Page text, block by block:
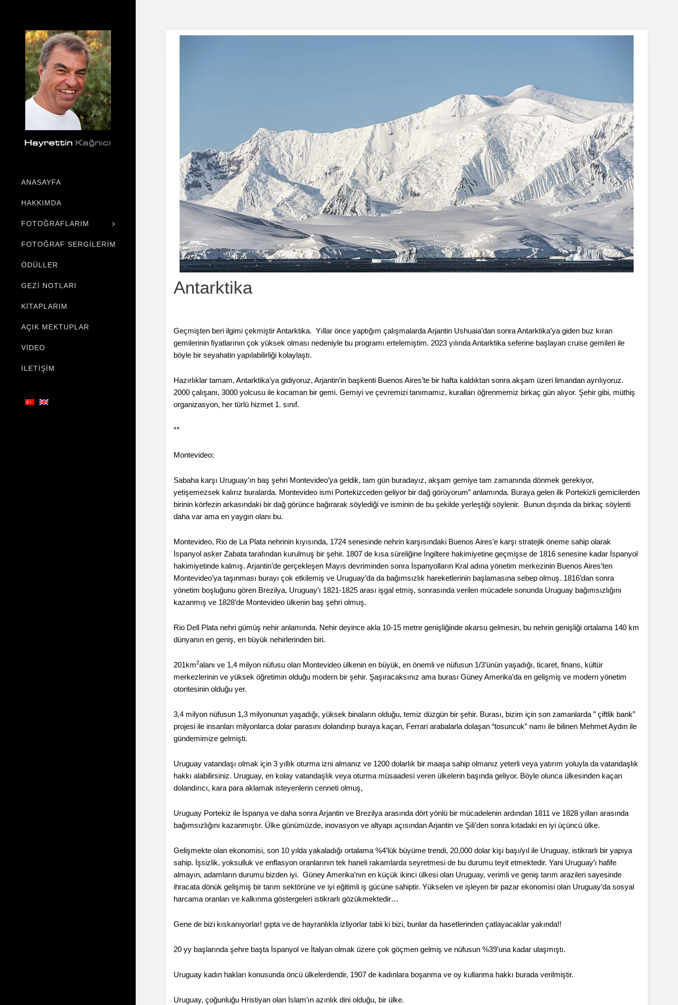
ANASAYFA
HAKKIMDA
FOTOĞRAFLARIM
FOTOĞRAF SERGILERIM
ÖDÜLLER
GEZI NOTLARI
KITAPLARIM
AÇIK MEKTUPLAR
VIDEO
İLETIŞIM
Antarktika
Geçmişten beri ilgimi çekmiştir Antarktika. Yıllar önce yaptığım çalışmalarda Arjantin Ushuaia’dan sonra Antarktika’ya giden buz kıran
gemilerinin fiyatlarının çok yüksek olması nedeniyle bu programı ertelemiştim. 2023 yılında Antarktika seferine başlayan cruise gemileri ile
böyle bir seyahatin yapılabilirliği kolaylaştı.
Hazırlıklar tamam, Antarktika’ya gidiyoruz, Arjantin’in başkenti Buenos Aires’te bir hafta kaldıktan sonra akşam üzeri limandan ayrılıyoruz.
2000 çalışanı, 3000 yolcusu ile kocaman bir gemi. Gemiyi ve çevremizi tanımamız, kuralları öğrenmemiz birkaç gün alıyor. Şehir gibi, müthiş
organizasyon, her türlü hizmet 1. sınıf.
**
Montevideo;
Sabaha karşı Uruguay’ın baş şehri Montevideo’ya geldik, tam gün buradayız, akşam gemiye tam zamanında dönmek gerekiyor,
yetişemezsek kalırız buralarda. Montevideo ismi Portekizceden geliyor bir dağ görüyorum” anlamında. Buraya gelen ilk Portekizli gemicilerden
birinin körfezin arkasındaki bir dağ görünce bağırarak söylediği ve isminin de bu şekilde yerleştiği söylenir. Bunun dışında da birkaç söylenti
daha var ama en yaygın olanı bu.
Montevideo, Rio de La Plata nehrinin kıyısında, 1724 senesinde nehrin karşısındaki Buenos Aires’e karşı stratejik öneme sahip olarak
İspanyol asker Zabata tarafından kurulmuş bir şehir. 1807 de kısa süreliğine İngiltere hakimiyetine geçmişse de 1816 senesine kadar İspanyol
hakimiyetinde kalmış. Arjantin’de gerçekleşen Mayıs devriminden sonra İspanyolların Kral adına yönetim merkezinin Buenos Aires’ten
Montevideo’ya taşınması burayı çok etkilemiş ve Uruguay’da da bağımsızlık hareketlerinin başlamasına sebep olmuş. 1816’dan sonra
yönetim boşluğunu gören Brezilya, Uruguay’ı 1821-1825 arası işgal etmiş, sonrasında verilen mücadele sonunda Uruguay bağımsızlığını
kazanmış ve 1828’de Montevideo ülkenin baş şehri olmuş.
Rio Dell Plata nehri gümüş nehir anlamında. Nehir deyince akla 10-15 metre genişliğinde akarsu gelmesin, bu nehrin genişliği ortalama 140 km
dünyanın en geniş, en büyük nehirlerinden biri.
201km2alanı ve 1,4 milyon nüfusu olan Montevideo ülkenin en büyük, en önemli ve nüfusun 1/3’ünün yaşadığı, ticaret, finans, kültür
merkezlerinin ve yüksek öğretimin olduğu modern bir şehir. Şaşıracaksınız ama burası Güney Amerika’da en gelişmiş ve modern yönetim
otoritesinin olduğu yer.
3,4 milyon nüfusun 1,3 milyonunun yaşadığı, yüksek binaların olduğu, temiz düzgün bir şehir. Burası, bizim için son zamanlarda ” çiftlik bank”
projesi ile insanları milyonlarca dolar parasını dolandırıp buraya kaçan, Ferrari arabalarla dolaşan “tosuncuk” namı ile bilinen Mehmet Aydın ile
gündemimize gelmişti.
Uruguay vatandaşı olmak için 3 yıllık oturma izni almanız ve 1200 dolarlık bir maaşa sahip olmanız yeterli veya yatırım yoluyla da vatandaşlık
hakkı alabilirsiniz. Uruguay, en kolay vatandaşlık veya oturma müsaadesi veren ülkelerin başında geliyor. Böyle olunca ülkesinden kaçan
dolandırıcı, kara para aklamak isteyenlerin cenneti olmuş,
Uruguay Portekiz ile İspanya ve daha sonra Arjantin ve Brezilya arasında dört yönlü bir mücadelenin ardından 1811 ve 1828 yılları arasında
bağımsızlığını kazanmıştır. Ülke günümüzde, inovasyon ve altyapı açısından Arjantin ve Şili’den sonra kıtadaki en iyi üçüncü ülke.
Gelişmekte olan ekonomisi, son 10 yılda yakaladığı ortalama %4’lük büyüme trendi, 20,000 dolar kişi başı/yıl ile Uruguay, istikrarlı bir yapıya
sahip. İşsizlik, yoksulluk ve enflasyon oranlarının tek haneli rakamlarda seyretmesi de bu durumu teyit etmektedir. Yani Uruguay’ı hafife
almayın, adamların durumu bizden iyi. Güney Amerika’nın en küçük ikinci ülkesi olan Uruguay, verimli ve geniş tarım arazileri sayesinde
ihracata dönük gelişmiş bir tarım sektörüne ve iyi eğitimli iş gücüne sahiptir. Yükselen ve işleyen bir pazar ekonomisi olan Uruguay’da sosyal
harcama oranları ve kalkınma göstergeleri istikrarlı gözükmektedir…
Gene de bizi kıskanıyorlar! gıpta ve de hayranlıkla izliyorlar tabii ki bizi, bunlar da hasetlerinden çatlayacaklar yakında!!
20 yy başlarında şehre başta İspanyol ve İtalyan olmak üzere çok göçmen gelmiş ve nüfusun %39’una kadar ulaşmıştı.
Uruguay kadın hakları konusunda öncü ülkelerdendir, 1907 de kadınlara boşanma ve oy kullanma hakkı burada verilmiştir.
Uruguay, çoğunluğu Hristiyan olan İslam’ın azınlık dini olduğu, bir ülke.